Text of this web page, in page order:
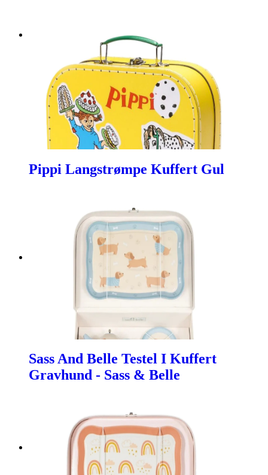
Pippi Langstrømpe Kuffert Gul
Sass And Belle Testel I Kuffert
Gravhund - Sass & Belle